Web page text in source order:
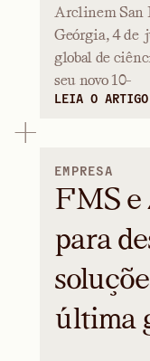
Arclinem San
Geórgia, 4 de
global de
seu novo 10-
LEIA O ARTIGO
EMPRESA
FMS
para
última